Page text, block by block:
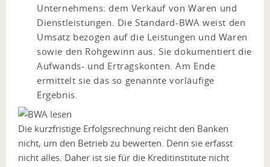
Unternehmens: dem Verkauf von Waren und
Dienstleistungen. Die Standard-BWA weist den
Umsatz bezogen auf die Leistungen und Waren
sowie den Rohgewinn aus. Sie dokumentiert die
Aufwands- und Ertragskonten. Am Ende
ermittelt sie das so genannte vorläufige
Ergebnis.
Die kurzfristige Erfolgsrechnung reicht den Banken
nicht, um den Betrieb zu bewerten. Denn sie erfasst
nicht alles. Daher ist sie für die Kreditinstitute nicht